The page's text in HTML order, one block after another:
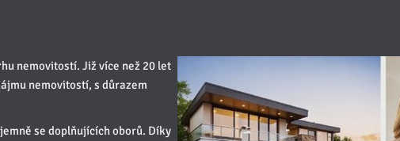
nemovitostí. Již více než 20 let
nemovitostí, s důrazem
se doplňujících oborů. Díky